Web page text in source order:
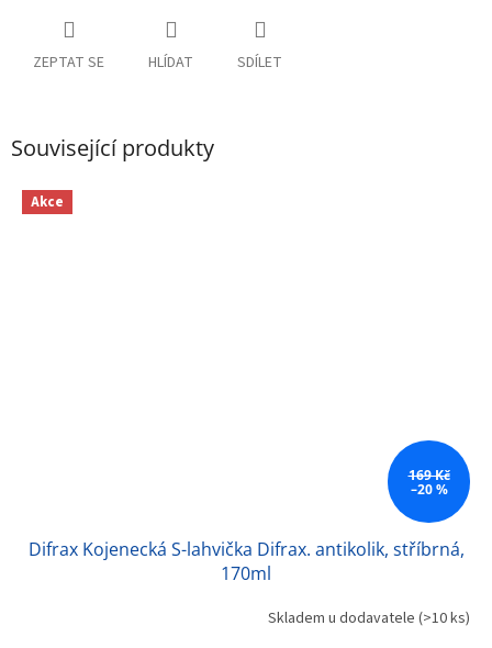
ZEPTAT SE HLÍDAT SDÍLET
Související produkty
Akce
169 Kč
–20 %
Difrax Kojenecká S-lahvička Difrax. antikolik, stříbrná,
170ml
Skladem u dodavatele (>10 ks)